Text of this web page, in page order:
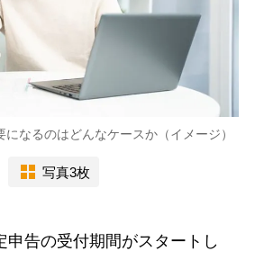
なるのはどんなケースか（イメージ）
写真3枚
告の受付期間がスタートし